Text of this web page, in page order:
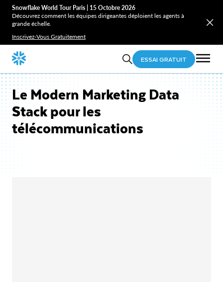
Snowflake World Tour Paris | 15 Octobre 2026
Découvrez comment les équipes dirigeantes déploient les agents à
grande échelle.
Inscrivez-Vous Gratuitement
ESSAI GRATUIT
Le Modern Marketing Data
Stack pour les
télécommunications